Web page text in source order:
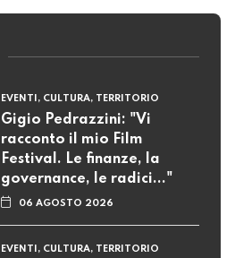
EVENTI, CULTURA, TERRITORIO
Gigio Pedrazzini: "Vi
racconto il mio Film
Festival. Le finanze, la
governance, le radici..."
06 AGOSTO 2026
EVENTI, CULTURA, TERRITORIO